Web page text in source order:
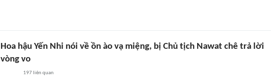
Hoa hậu Yến Nhi nói về ồn ào vạ miệng, bị Chủ tịch Nawat chê trả lời
vòng vo
197liên quan